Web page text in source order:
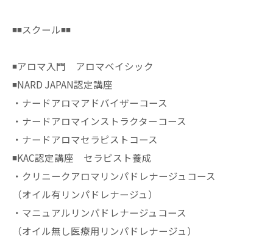
◾️◾️スクール◾️◾️
◾️アロマ入門 アロマベイシック
◾️NARD JAPAN認定講座
・ナードアロマアドバイザーコース
・ナードアロマインストラクターコース
・ナードアロマセラピストコース
◾️KAC認定講座 セラピスト養成
・クリニークアロマリンパドレナージュコース
（オイル有リンパドレナージュ）
・マニュアルリンパドレナージュコース
（オイル無し医療用リンパドレナージュ）